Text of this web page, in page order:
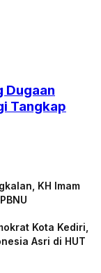
Dugaan
Tangkap
KH Imam
Kota Kediri,
Asri di HUT